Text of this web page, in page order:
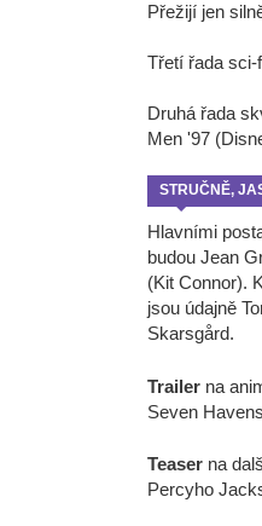
Přežijí jen
Třetí řada sci-
Druhá řada
Men '97
STRUČNĚ,
Hlavními
budou Jean
(Kit Connor).
jsou údajně
Skarsgård.
Trailer na
Seven
Teaser na
Percyho